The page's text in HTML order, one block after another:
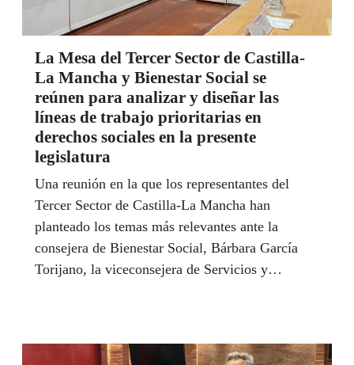
La Mesa del Tercer Sector de Castilla-
La Mancha y Bienestar Social se
reúnen para analizar y diseñar las
líneas de trabajo prioritarias en
derechos sociales en la presente
legislatura
Una reunión en la que los representantes del
Tercer Sector de Castilla-La Mancha han
planteado los temas más relevantes ante la
consejera de Bienestar Social, Bárbara García
Torijano, la viceconsejera de Servicios y